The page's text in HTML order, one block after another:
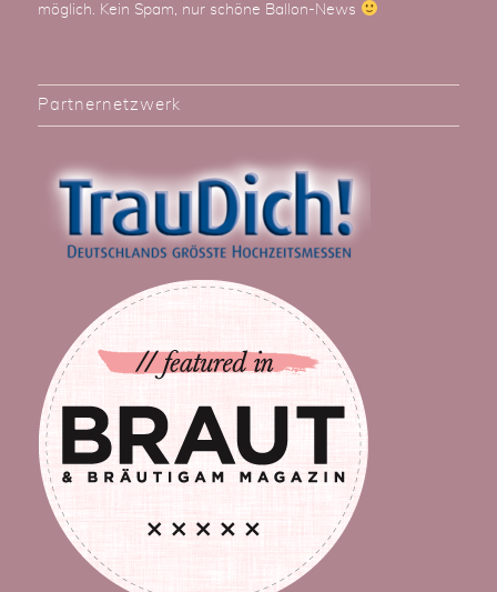
möglich. Kein Spam, nur schöne Ballon-News
Partnernetzwerk